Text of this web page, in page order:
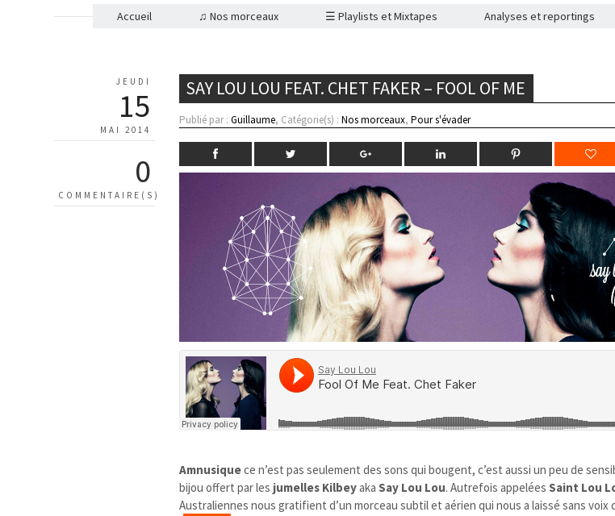
Accueil ♫ Nos morceaux ☰ Playlists et Mixtapes Analyses et reportings
JEUDI
15
MAI 2014
0
COMMENTAIRE(S)
SAY LOU LOU FEAT. CHET FAKER – FOOL OF ME
Publié par :Guillaume, Catégorie(s) :Nos morceaux,Pour s'évader
Amnusiquece n’est pas seulement des sons qui bougent, c’est aussi un peu de
bijou offert par les jumelles KilbeyakaSay Lou Lou. Autrefois appeléesSaint Lou
Australiennes nous gratifient d’un morceau subtil et aérien qui nous a laissé sans voix